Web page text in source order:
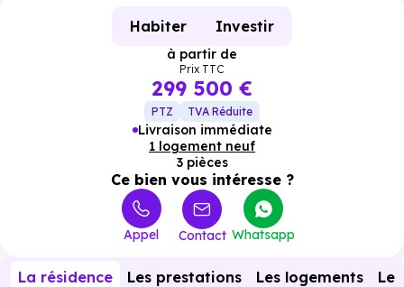
Habiter Investir
à partir de
Prix TTC
299 500 €
PTZ TVA Réduite
Livraison immédiate
1 logement neuf
3 pièces
Ce bien vous intéresse ?
Appel Contact Whatsapp
La résidence Les prestations Les logements Le